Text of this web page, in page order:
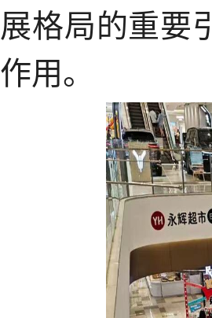
展格局的重要
作用。